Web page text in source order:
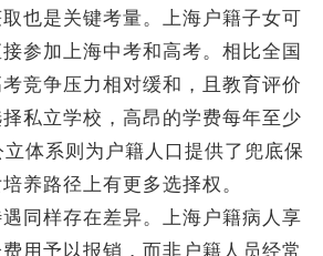
是关键考量。上海户籍子女可
参加上海中考和高考。相比全国
竞争压力相对缓和，且教育评价
私立学校，高昂的学费每年至少
体系则为户籍人口提供了兜底保
养路径上有更多选择权。
样存在差异。上海户籍病人享
用予以报销，而非户籍人员经常